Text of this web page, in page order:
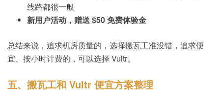
线路都很一般
新用户活动，赠送 $50 免费体验金
总结来说，追求机房质量的，选择搬瓦工准没错，追求便
宜、按小时计费的，可以选择 Vultr。
五、搬瓦工和 Vultr 便宜方案整理